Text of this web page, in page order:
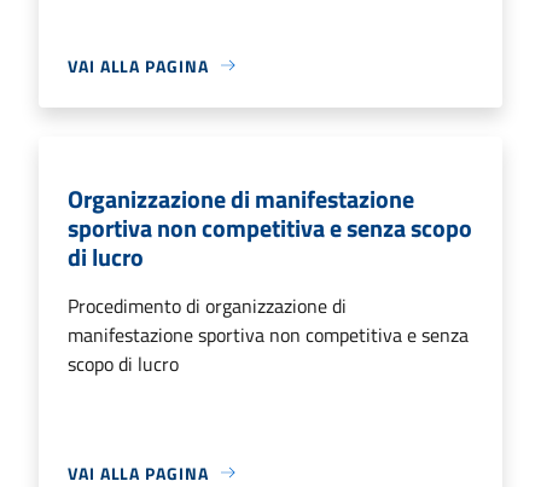
VAI ALLA PAGINA
Organizzazione di manifestazione
sportiva non competitiva e senza scopo
di lucro
Procedimento di organizzazione di
manifestazione sportiva non competitiva e senza
scopo di lucro
VAI ALLA PAGINA